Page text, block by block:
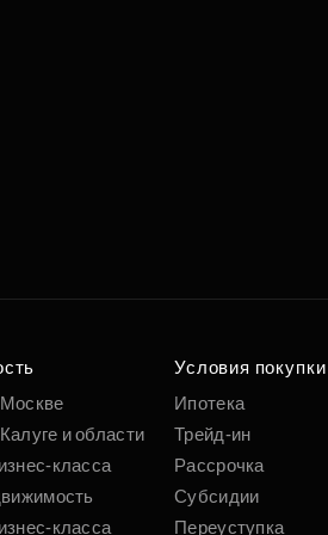
и области
класса
класса
Условия покупки
Ипотека
Трейд-ин
Рассрочка
Субсидии
Переуступка